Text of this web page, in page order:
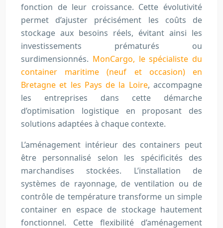
fonction de leur croissance. Cette évolutivité
permet d’ajuster précisément les coûts de
stockage aux besoins réels, évitant ainsi les
investissements prématurés ou
surdimensionnés. MonCargo, le spécialiste du
container maritime (neuf et occasion) en
Bretagne et les Pays de la Loire, accompagne
les entreprises dans cette démarche
d’optimisation logistique en proposant des
solutions adaptées à chaque contexte.
L’aménagement intérieur des containers peut
être personnalisé selon les spécificités des
marchandises stockées. L’installation de
systèmes de rayonnage, de ventilation ou de
contrôle de température transforme un simple
container en espace de stockage hautement
fonctionnel. Cette flexibilité d’aménagement